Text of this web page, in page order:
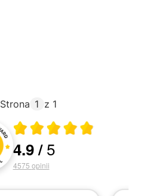
Strona z 1
Oceny i recenzje klientów
Średnia ocena 4.9 z 5
4.9/5
4575 opinii